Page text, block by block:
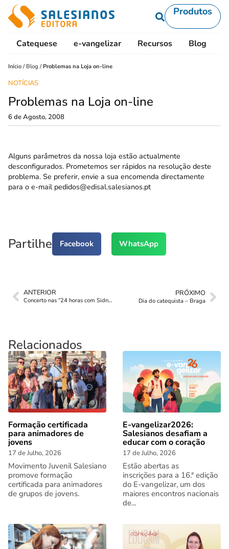
Produtos
Catequese e-vangelizar Recursos Blog
Início / Blog /Problemas na Loja on-line
NOTÍCIAS
Problemas na Loja on-line
6 de Agosto, 2008
Alguns parâmetros da nossa loja estão actualmente
desconfigurados. Prometemos ser rápidos na resolução deste
problema. Se preferir, envie a sua encomenda directamente
para o e-mail pedidos@edisal.salesianos.pt
Partilhe Facebook WhatsApp
ANTERIOR
Concerto nas “24 horas com Sidney”
PRÓXIMO
Dia do catequista – Braga
Relacionados
Formação certificada
para animadores de
jovens
17 de Julho, 2026
Movimento Juvenil Salesiano
promove formação
certificada para animadores
de grupos de jovens.
E-vangelizar2026:
Salesianos desafiam a
educar com o coração
17 de Julho, 2026
Estão abertas as
inscrições para a 16.ª edição
do E-vangelizar, um dos
maiores encontros nacionais
de...